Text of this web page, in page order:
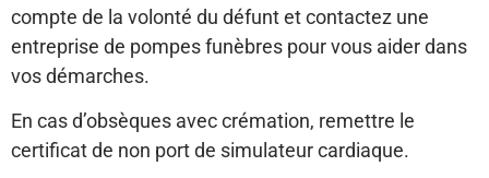
compte de la volonté du défunt et contactez une
entreprise de pompes funèbres pour vous aider dans
vos démarches.
En cas d’obsèques avec crémation, remettre le
certificat de non port de simulateur cardiaque.